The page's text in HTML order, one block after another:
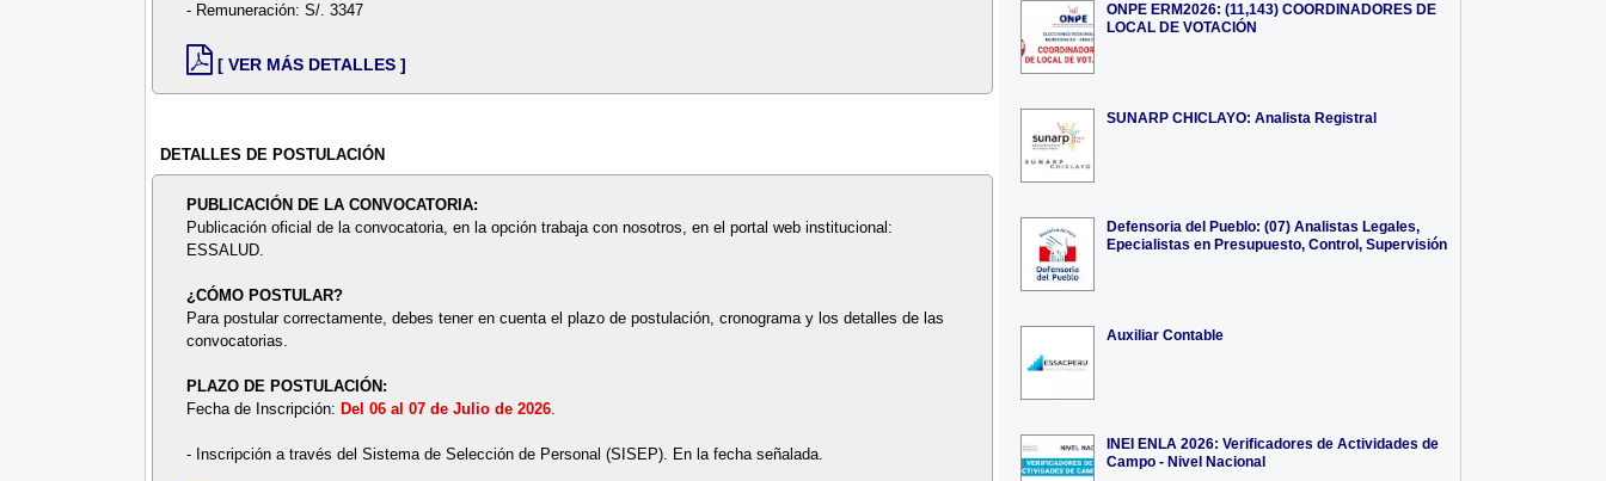
- Remuneración: S/. 3347
[ VER MÁS DETALLES ]
DETALLES DE POSTULACIÓN
PUBLICACIÓN DE LA CONVOCATORIA:
Publicación oficial de la convocatoria, en la opción trabaja con nosotros, en el portal web institucional:
ESSALUD.
¿CÓMO POSTULAR?
Para postular correctamente, debes tener en cuenta el plazo de postulación, cronograma y los detalles de las
convocatorias.
PLAZO DE POSTULACIÓN:
Fecha de Inscripción:Del 06 al 07 de Julio de 2026
- Inscripción a través del Sistema de Selección de Personal (SISEP). En la fecha señalada.
ONPE ERM2026: (11,143) COORDINADORES DE
LOCAL DE VOTACIÓN
SUNARP CHICLAYO: Analista Registral
Defensoria del Pueblo: (07) Analistas Legales,
Epecialistas en Presupuesto, Control, Supervisión
Auxiliar Contable
INEI ENLA 2026: Verificadores de Actividades de
Campo - Nivel Nacional